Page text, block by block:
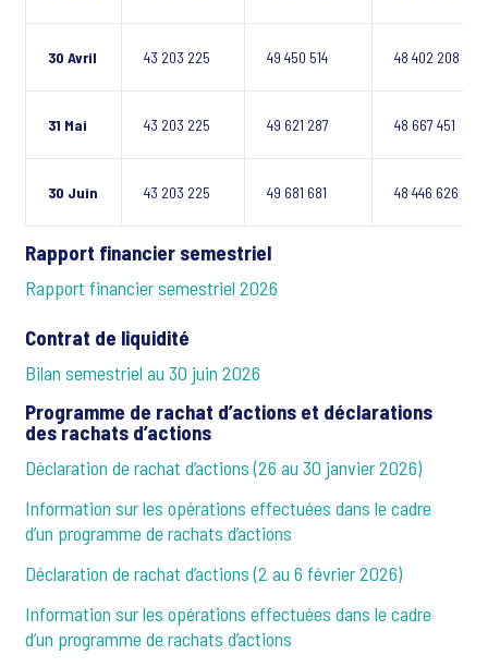
30 Avril 43 203 225 49 450 514 48 402 208
31 Mai 43 203 225 49 621 287 48 667 451
30 Juin 43 203 225 49 681 681 48 446 626
Rapport financier semestriel
Rapport financier semestriel 2026
Contrat de liquidité
Bilan semestriel au 30 juin 2026
Programme de rachat d’actions et déclarations
des rachats d’actions
Déclaration de rachat d’actions (26 au 30 janvier 2026)
Information sur les opérations effectuées dans le cadre
d’un programme de rachats d’actions
Déclaration de rachat d’actions (2 au 6 février 2026)
Information sur les opérations effectuées dans le cadre
d’un programme de rachats d’actions